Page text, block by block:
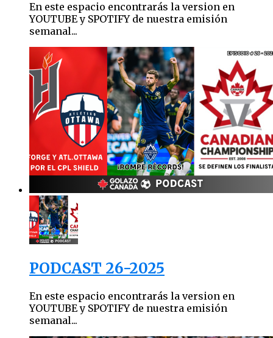
En este espacio encontrarás la version en
YOUTUBE y SPOTIFY de nuestra emisión
semanal...
PODCAST 26-2025
En este espacio encontrarás la version en
YOUTUBE y SPOTIFY de nuestra emisión
semanal...